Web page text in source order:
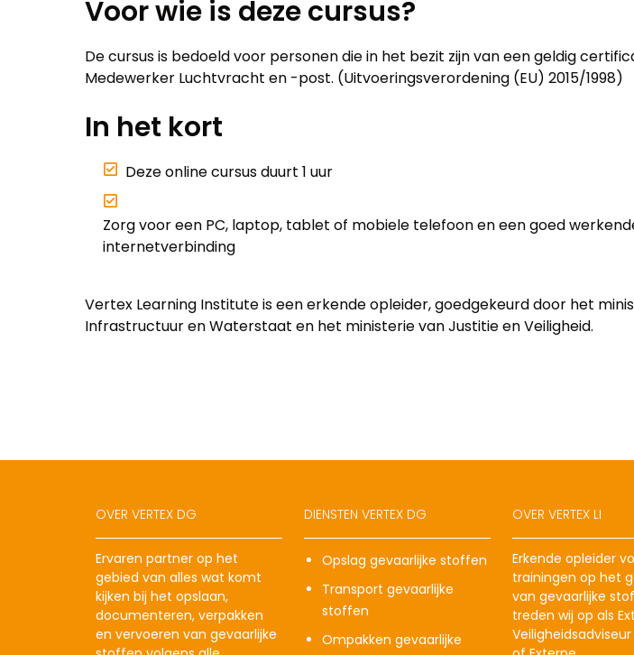
Voor wie is deze cursus?
De cursus is bedoeld voor personen die in het bezit zijn van een geldig
Medewerker Luchtvracht en -post. (Uitvoeringsverordening (EU) 2015/1998)
In het kort
Deze online cursus duurt 1 uur
Zorg voor een PC, laptop, tablet of mobiele telefoon en een goed
internetverbinding
Vertex Learning Institute is een erkende opleider, goedgekeurd door het
Infrastructuur en Waterstaat en het ministerie van Justitie en Veiligheid.
OVER VERTEX DG
Ervaren partner op het
gebied van alles wat komt
kijken bij het opslaan,
documenteren, verpakken
en vervoeren van gevaarlijke
DIENSTEN VERTEX DG
Opslag gevaarlijke stoffen
Transport gevaarlijke
stoffen
Ompakken gevaarlijke
OVER VERTEX LI
Erkende opleider
trainingen op het
van gevaarlijke
treden wij op als